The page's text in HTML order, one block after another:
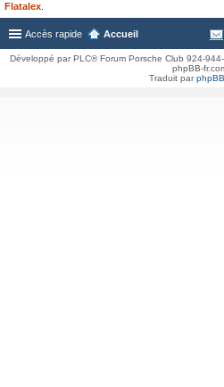
Flatalex
Accès rapide Accueil
Développé par PLC® Forum Porsche Club 924-
phpBB-
Traduit par